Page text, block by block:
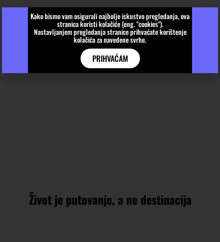
Život je putovanje, a ne destinacija
Kako bismo vam osigurali najbolje iskustvo pregledanja, ova
stranica koristi kolačiće (eng. "cookies").
Nastavljanjem pregledanja stranice prihvaćate korištenje
kolačića za navedene svrhe.
PRIHVAĆAM